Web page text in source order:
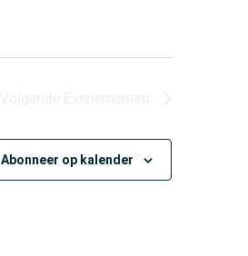
Abonneer op kalender